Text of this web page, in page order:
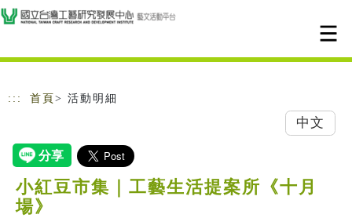
跳到主要內容
網站導覽
::: 首頁 > 活動明細
中文
小紅豆市集｜工藝生活提案所《十月
場》